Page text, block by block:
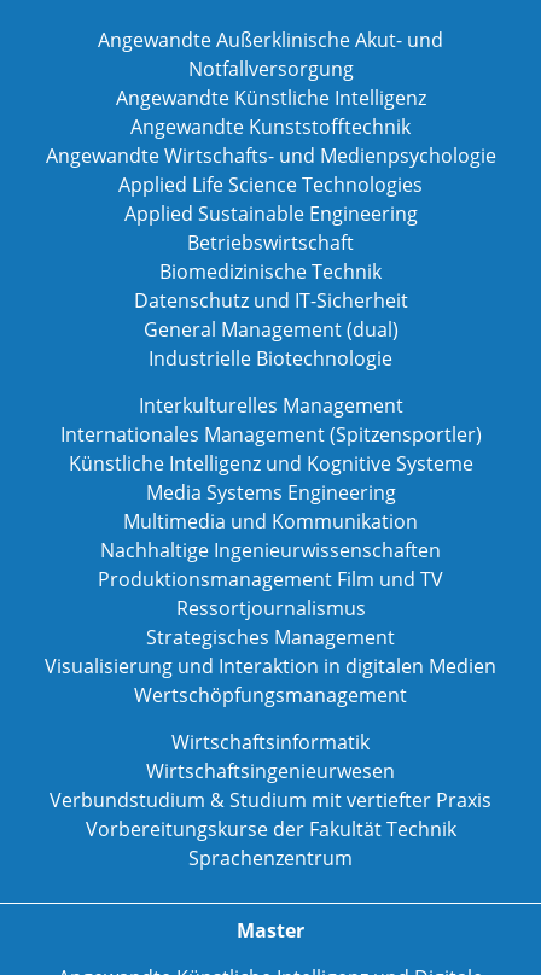
Angewandte Außerklinische Akut- und
Notfallversorgung
Angewandte Künstliche Intelligenz
Angewandte Kunststofftechnik
Angewandte Wirtschafts- und Medienpsychologie
Applied Life Science Technologies
Applied Sustainable Engineering
Betriebswirtschaft
Biomedizinische Technik
Datenschutz und IT-Sicherheit
General Management (dual)
Industrielle Biotechnologie
Interkulturelles Management
Internationales Management (Spitzensportler)
Künstliche Intelligenz und Kognitive Systeme
Media Systems Engineering
Multimedia und Kommunikation
Nachhaltige Ingenieurwissenschaften
Produktionsmanagement Film und TV
Ressortjournalismus
Strategisches Management
Visualisierung und Interaktion in digitalen Medien
Wertschöpfungsmanagement
Wirtschaftsinformatik
Wirtschaftsingenieurwesen
Verbundstudium & Studium mit vertiefter Praxis
Vorbereitungskurse der Fakultät Technik
Sprachenzentrum
Master